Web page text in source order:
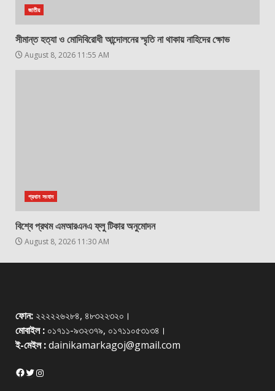
জাতীয়
সীমান্ত হত্যা ও মোদিবিরোধী আন্দোলনের স্মৃতি না থাকায় নাহিদের ক্ষোভ
August 8, 2026 11:55 AM
প্রধান সংবাদ
বিশ্বে প্রথম এমআরএনএ ফ্লু টিকার অনুমোদন
August 8, 2026 11:30 AM
ফোন: ২২২২২৬২৮৪, ৪৮৩২২৩২০।
মোবাইল : ০১৭১১-৯৩২৩৭৯, ০১৭১১০৫৩১৩৪।
ই-মেইল :dainikamarkagoj@gmail.com
Facebook
Twitter
Instagram